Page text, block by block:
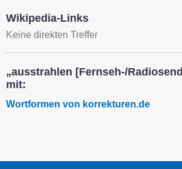
Wikipedia-Links
Keine direkten Treffer
„ausstrahlen [Fernseh-/
mit:
Wortformen von korrekturen.de